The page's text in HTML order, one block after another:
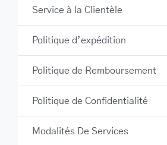
Service à la Clientèle
Politique d’expédition
Politique de Remboursement
Politique de Confidentialité
Modalités De Services